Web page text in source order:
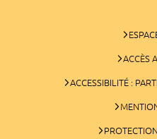
ACCÈS
ACCESSIBILITÉ :